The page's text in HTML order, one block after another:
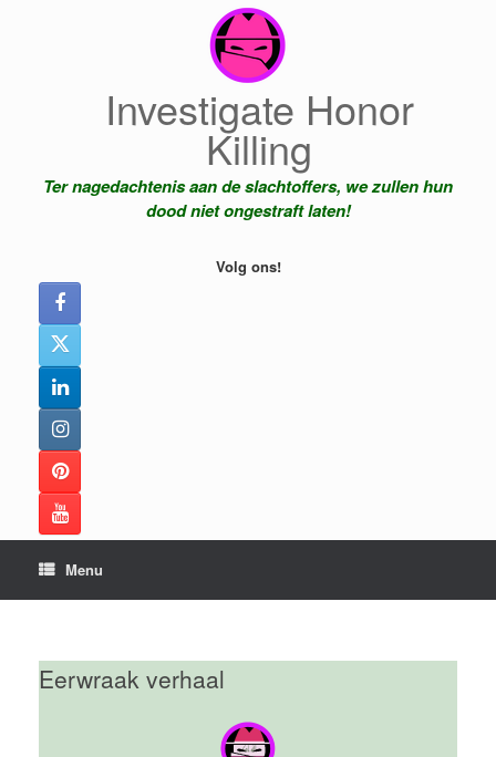
Investigate Honor
Killing
Ter nagedachtenis aan de slachtoffers, we zullen hun
dood niet ongestraft laten!
Volg ons!
Menu
Eerwraak verhaal